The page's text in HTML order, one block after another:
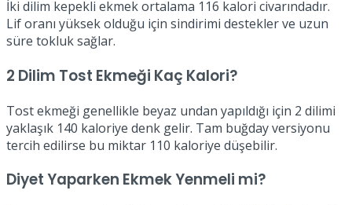
İki dilim kepekli ekmek ortalama 116 kalori civarındadır.
Lif oranı yüksek olduğu için sindirimi destekler ve uzun
süre tokluk sağlar.
2 Dilim Tost Ekmeği Kaç Kalori?
Tost ekmeği genellikle beyaz undan yapıldığı için 2 dilimi
yaklaşık 140 kaloriye denk gelir. Tam buğday versiyonu
tercih edilirse bu miktar 110 kaloriye düşebilir.
Diyet Yaparken Ekmek Yenmeli mi?